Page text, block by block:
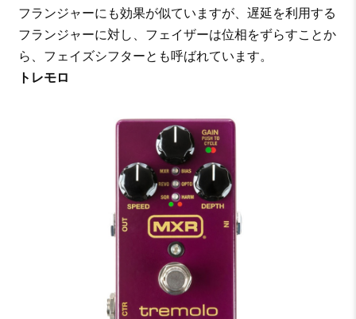
フランジャーにも効果が似ていますが、遅延を利用する
フランジャーに対し、フェイザーは位相をずらすことか
ら、フェイズシフターとも呼ばれています。
トレモロ